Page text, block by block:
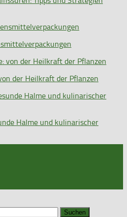
der Heilkraft der Pflanzen
Halme und kulinarischer